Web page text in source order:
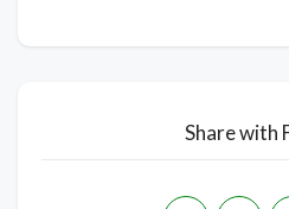
Share with